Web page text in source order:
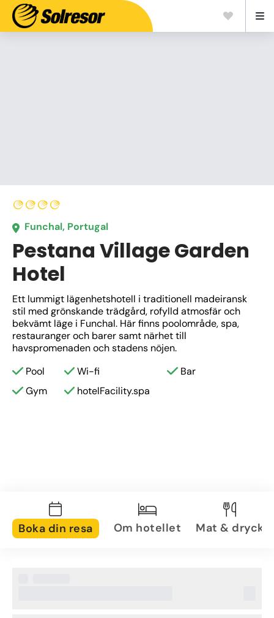
Funchal, Portugal
Pestana Village Garden
Hotel
Ett lummigt lägenhetshotell i traditionell madeiransk
stil med grönskande trädgård, rofylld atmosfär och
bekvämt läge i Funchal. Här finns poolområde, spa,
restauranger och barer samt närhet till
havspromenaden och stadens nöjen.
Pool
Wi-fi
Bar
Gym
hotelFacility.spa
Boka din resa Om hotellet Mat & dryck